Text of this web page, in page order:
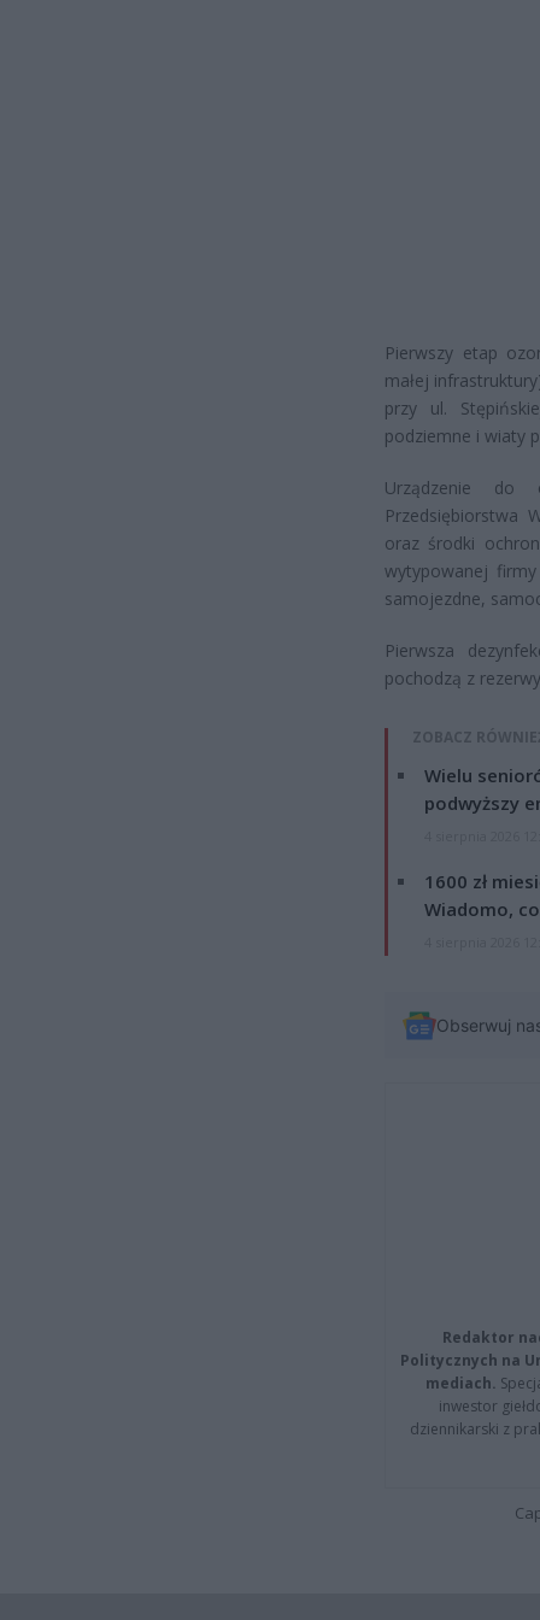
Pierwszy etap
małej
przy ul.
podziemne i wiaty
Urządzenie do
Przedsiębiorstwa
oraz środki
wytypowanej
samojezdne,
Pierwsza
pochodzą z
ZOBACZ
Wielu
podwyższy
1600 zł
Wiadomo,
Obserwuj
Redaktor
Politycznych na
mediach.
inwestor
dziennikarski z